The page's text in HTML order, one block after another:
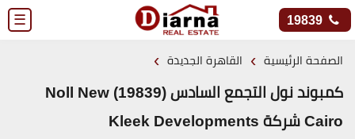
☰ 19839
الصفحة الرئيسية › القاهرة الجديدة ›
كمبوند نول التجمع السادس (19839) Noll New
Cairo شركة Kleek Developments